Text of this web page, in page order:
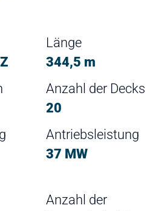
Länge
344,5 m
Anzahl der Decks
20
Antriebsleistung
37 MW
Anzahl der